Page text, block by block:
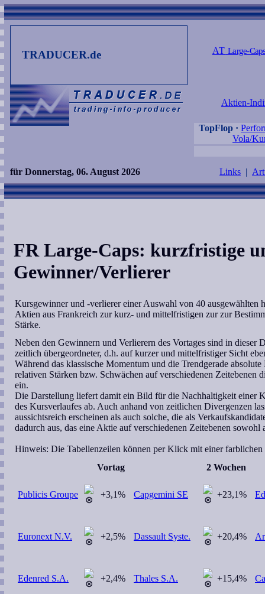
TRADUCER.de AT Large-
Aktien-
TopFlop ·
Vola/
für Donnerstag, 06. August 2026 Links |
FR Large-Caps: kurzfristige
Gewinner/Verlierer
Kursgewinner und -verlierer einer Auswahl von 40 ausgewählten
Aktien aus Frankreich zur kurz- und mittelfristigen zur zur
Stärke.
Neben den Gewinnern und Verlierern des Vortages sind in
zeitlich übergeordneter, d.h. auf kurzer und mittelfristiger Sicht
Während das klassische Momentum und die Trendgerade
relativen Stärken bzw. Schwächen auf verschiedenen
ein.
Die Darstellung liefert damit ein Bild für die Nachhaltigkeit einer
des Kursverlaufes ab. Auch anhand von zeitlichen Divergenzen
aussichtsreich erscheinen als auch solche, die als
dadurch aus, das eine Aktie auf verschiedenen Zeitebenen
Hinweis: Die Tabellenzeilen können per Klick mit einer farblichen
Vortag
Publicis Groupe +3,1%
Euronext N.V. +2,5%
Edenred S.A. +2,4%
2 Wochen
Capgemini SE +23,1%
Dassault Syste. +20,4%
Thales S.A. +15,4%